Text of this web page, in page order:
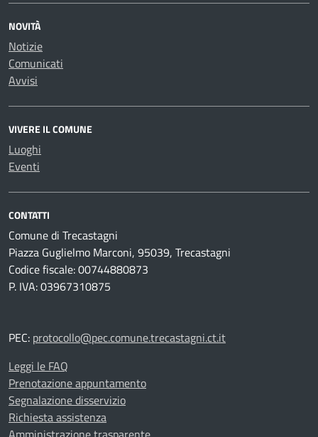
NOVITÀ
Notizie
Comunicati
Avvisi
VIVERE IL COMUNE
Luoghi
Eventi
CONTATTI
Comune di Trecastagni
Piazza Guglielmo Marconi, 95039, Trecastagni
Codice fiscale: 00744880873
P. IVA: 03967310875
PEC: protocollo@pec.comune.trecastagni.ct.it
Leggi le FAQ
Prenotazione appuntamento
Segnalazione disservizio
Richiesta assistenza